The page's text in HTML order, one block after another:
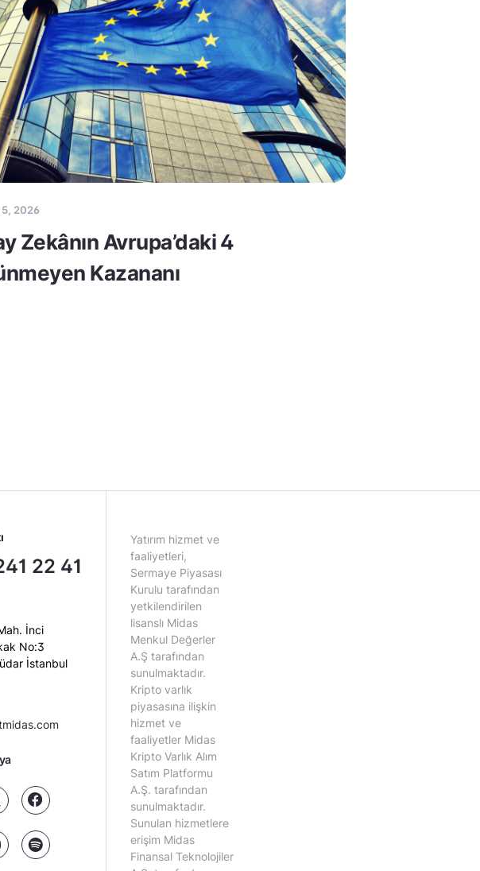
2026
Zekânın Avrupa’daki 4
Kazananı
22 41
İnci
No:3
İstanbul
Yatırım hizmet ve
faaliyetleri,
Sermaye Piyasası
Kurulu tarafından
yetkilendirilen
lisanslı Midas
Menkul Değerler
A.Ş tarafından
sunulmaktadır.
Kripto varlık
piyasasına ilişkin
hizmet ve
faaliyetler Midas
Kripto Varlık Alım
Satım Platformu
A.Ş. tarafından
sunulmaktadır.
Sunulan hizmetlere
erişim Midas
Finansal Teknolojiler